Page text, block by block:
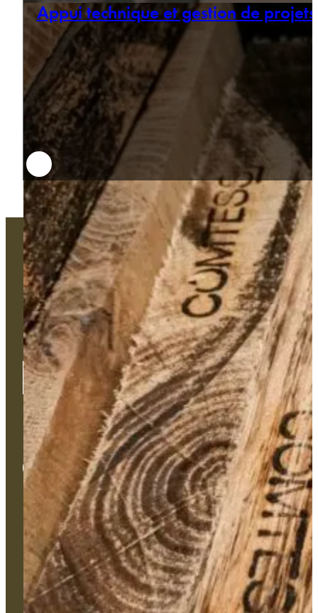
Appui technique et gestion de projets
Un projet technique ? Un besoin
d'accompagnement sur-mesure ?
Une problématique ?
Notre équipe est disponible pour vous accompagner et se
déplacer sur le terrain si besoin.
Contactez-nous
Univers
Bâtiment
Monument
Haute-Peinture
Nos types de produits